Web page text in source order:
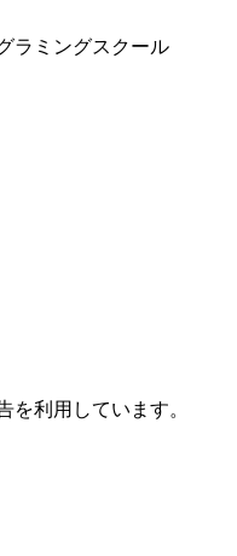
ラミングスクール
利用しています。